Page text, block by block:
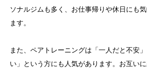
ソナルジムも多く、お仕事帰りや休日にも
ます。
また、ペアトレーニングは「一人だと不安
い」という方にも人気があります。お互い